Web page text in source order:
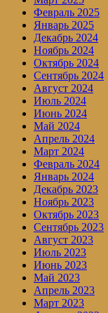
Февраль 2025
Январь 2025
Декабрь 2024
Ноябрь 2024
Октябрь 2024
Сентябрь 2024
Август 2024
Июль 2024
Июнь 2024
Май 2024
Апрель 2024
Март 2024
Февраль 2024
Январь 2024
Декабрь 2023
Ноябрь 2023
Октябрь 2023
Сентябрь 2023
Август 2023
Июль 2023
Июнь 2023
Май 2023
Апрель 2023
Март 2023